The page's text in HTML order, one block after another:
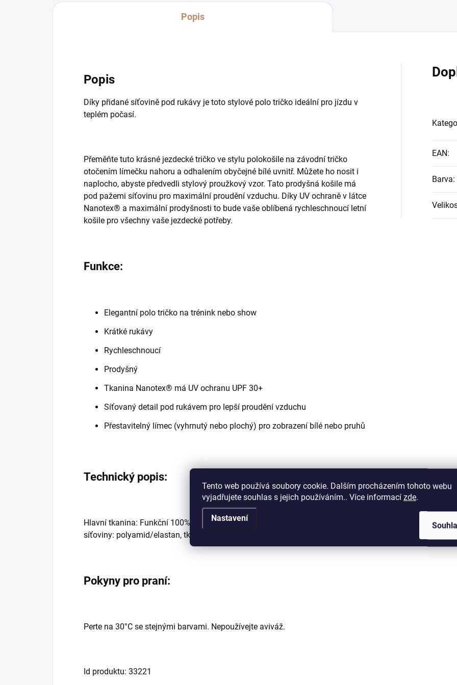
Tento web používá soubory cookie. Dalším procházením tohoto webu
vyjadřujete souhlas s jejich používáním.. Více informací zde.
Nastavení
Popis
Popis
Díky přidané síťovině pod rukávy je toto stylové polo tričko ideální pro jízdu v
teplém počasí.
Přeměňte tuto krásné jezdecké tričko ve stylu polokošile na závodní tričko
otočením límečku nahoru a odhalením obyčejné bílé uvnitř. Můžete ho nosit i
naplocho, abyste předvedli stylový proužkový vzor. Tato prodyšná košile má
pod pažemi síťovinu pro maximální proudění vzduchu. Díky UV ochraně v látce
Nanotex® a maximální prodyšnosti to bude vaše oblíbená rychleschnoucí letní
košile pro všechny vaše jezdecké potřeby.
Funkce:
Elegantní polo tričko na trénink nebo show
Krátké rukávy
Rychleschnoucí
Prodyšný
Tkanina Nanotex® má UV ochranu UPF 30+
Síťovaný detail pod rukávem pro lepší proudění vzduchu
Přestavitelný límec (vyhrnutý nebo plochý) pro zobrazení bílé nebo pruhů
Technický popis:
Hlavní tkanina: Funkční 100% polyester Nanotex® tkanina, UV ochrana, detaily
síťoviny: polyamid/elastan, tkané detaily: 100% bavlna.
Pokyny pro praní:
Perte na 30°C se stejnými barvami. Nepoužívejte aviváž.
Id produktu: 33221
EAN:
Barva: